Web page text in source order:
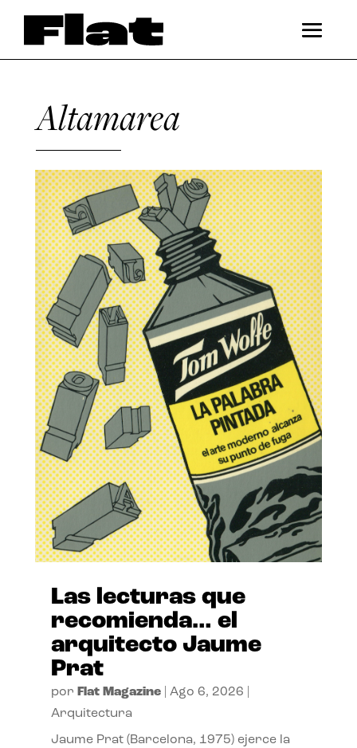
Altamarea
Las lecturas que
recomienda… el
arquitecto Jaume
Prat
por Flat Magazine| Ago 6, 2026
Arquitectura
Jaume Prat (Barcelona, 1975) ejerce la